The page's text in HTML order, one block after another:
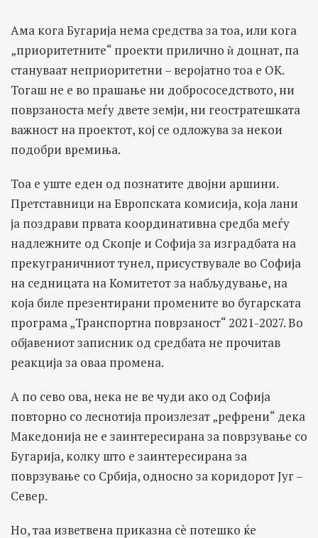
Ама кога Бугарија нема средства за тоа, или кога
„приоритетните“ проекти прилично ѝ доцнат, па
стануваат неприоритетни – веројатно тоа е ОК.
Тогаш не е во прашање ни добрососедството, ни
поврзаноста меѓу двете земји, ни геостратешката
важност на проектот, кој се одложува за некои
подобри времиња.
Тоа е уште еден од познатите двојни аршини.
Претставници на Европската комисија, која лани
ја поздрави првата координативна средба меѓу
надлежните од Скопје и Софија за изградбата на
прекуграничниот тунел, присуствувале во Софија
на седницата на Комитетот за набљудување, на
која биле презентирани промените во бугарската
програма „Транспортна поврзаност“ 2021-2027. Во
објавениот записник од средбата не прочитав
реакција за оваа промена.
А по сево ова, нека не ве чуди ако од Софија
повторно со леснотија произлезат „рефрени“ дека
Македонија не е заинтересирана за поврзување со
Бугарија, колку што е заинтересирана за
поврзување со Србија, односно за коридорот Југ –
Север.
Но, таа изветвена приказна сè потешко ќе